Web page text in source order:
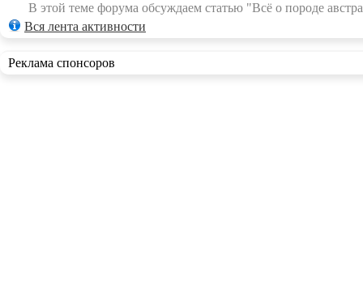
В этой теме форума обсуждаем статью "Всё о породе
Вся лента активности
Реклама спонсоров